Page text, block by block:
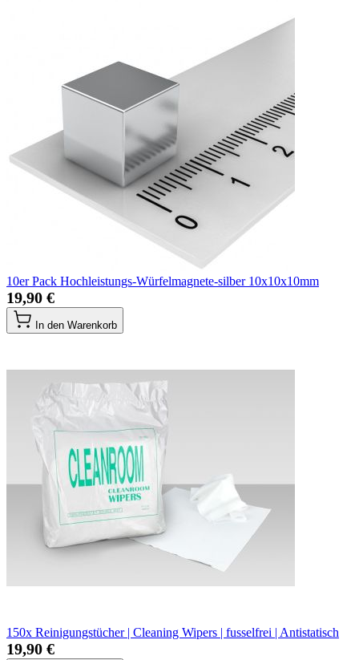
10er Pack Hochleistungs-Würfelmagnete-silber 10x10x10mm
19,90 €
In den Warenkorb
150x Reinigungstücher | Cleaning Wipers | fusselfrei | Antistatisch
19,90 €